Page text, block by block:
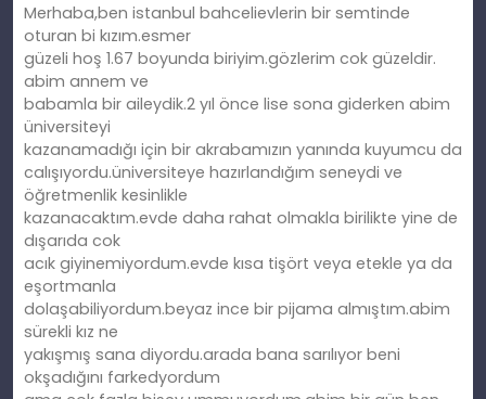
Merhaba,ben istanbul bahcelievlerin bir semtinde
oturan bi kızım.esmer
güzeli hoş 1.67 boyunda biriyim.gözlerim cok güzeldir.
abim annem ve
babamla bir aileydik.2 yıl önce lise sona giderken abim
üniversiteyi
kazanamadığı için bir akrabamızın yanında kuyumcu da
calışıyordu.üniversiteye hazırlandığım seneydi ve
öğretmenlik kesinlikle
kazanacaktım.evde daha rahat olmakla birilikte yine de
dışarıda cok
acık giyinemiyordum.evde kısa tişört veya etekle ya da
eşortmanla
dolaşabiliyordum.beyaz ince bir pijama almıştım.abim
sürekli kız ne
yakışmış sana diyordu.arada bana sarılıyor beni
okşadığını farkedyordum